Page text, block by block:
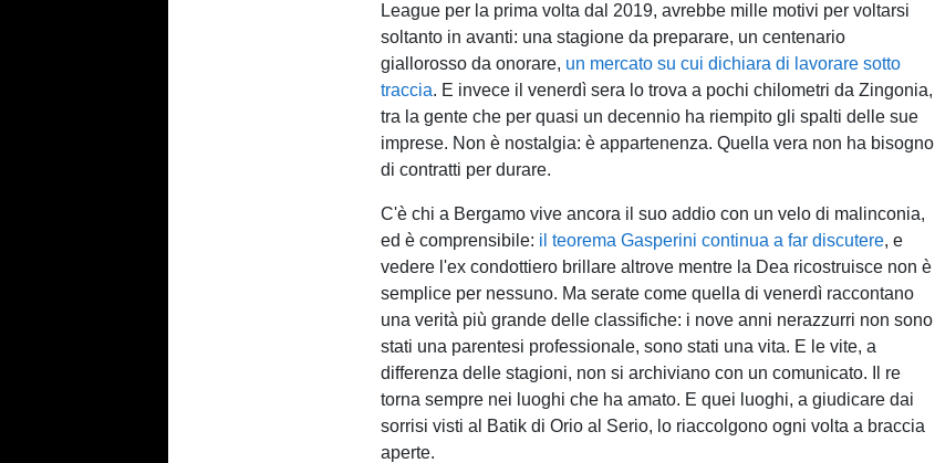
League per la prima volta dal 2019, avrebbe mille motivi per voltarsi
soltanto in avanti: una stagione da preparare, un centenario
giallorosso da onorare, un mercato su cui dichiara di lavorare sotto
traccia. E invece il venerdì sera lo trova a pochi chilometri da Zingonia,
tra la gente che per quasi un decennio ha riempito gli spalti delle sue
imprese. Non è nostalgia: è appartenenza. Quella vera non ha bisogno
di contratti per durare.
C'è chi a Bergamo vive ancora il suo addio con un velo di malinconia,
ed è comprensibile: il teorema Gasperini continua a far discutere, e
vedere l'ex condottiero brillare altrove mentre la Dea ricostruisce non è
semplice per nessuno. Ma serate come quella di venerdì raccontano
una verità più grande delle classifiche: i nove anni nerazzurri non sono
stati una parentesi professionale, sono stati una vita. E le vite, a
differenza delle stagioni, non si archiviano con un comunicato. Il re
torna sempre nei luoghi che ha amato. E quei luoghi, a giudicare dai
sorrisi visti al Batik di Orio al Serio, lo riaccolgono ogni volta a braccia
aperte.